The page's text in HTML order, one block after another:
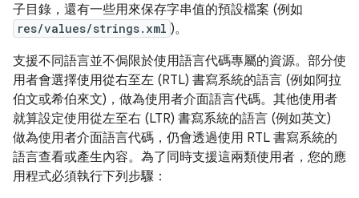
子目錄，還有一些用來保存字串值的預設檔案 (例如
res/values/strings.xml )。
支援不同語言並不侷限於使用語言代碼專屬的資源。部分使
用者會選擇使用從右至左 (RTL) 書寫系統的語言 (例如阿拉
伯文或希伯來文)，做為使用者介面語言代碼。其他使用者
就算設定使用從左至右 (LTR) 書寫系統的語言 (例如英文)
做為使用者介面語言代碼，仍會透過使用 RTL 書寫系統的
語言查看或產生內容。為了同時支援這兩類使用者，您的應
用程式必須執行下列步驟：